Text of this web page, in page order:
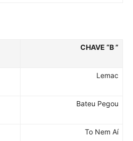
CHAVE “B ”
Lemac
Bateu Pegou
To Nem Aí